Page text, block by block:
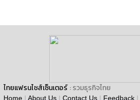
ไทยแฟรนไชส์เซ็นเตอร์ : รวมธุรกิจไทย
Home | About Us | Contact Us | Feedback |